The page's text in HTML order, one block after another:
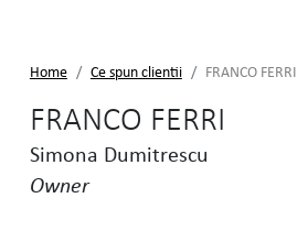
Home Ce spun clientii FRANCO FERRI
FRANCO FERRI
Simona Dumitrescu
Owner